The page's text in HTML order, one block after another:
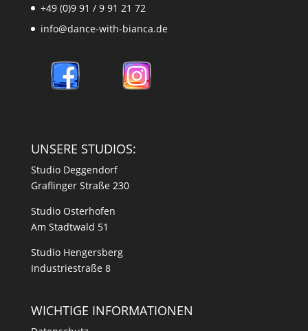
+49 (0)9 91 / 9 91 21 72
info@dance-with-bianca.de
UNSERE STUDIOS:
Studio Deggendorf
Graflinger Straße 230
Studio Osterhofen
Am Stadtwald 51
Studio Hengersberg
Industriestraße 8
WICHTIGE INFORMATIONEN